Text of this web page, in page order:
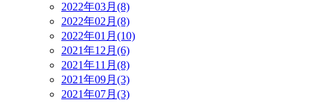
2022年03月(8)
2022年02月(8)
2022年01月(10)
2021年12月(6)
2021年11月(8)
2021年09月(3)
2021年07月(3)